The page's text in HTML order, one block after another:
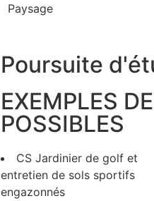
Paysage
Poursuite
EXEMPLES
POSSIBLES
CS Jardinier de golf et
entretien de sols sportifs
engazonnés